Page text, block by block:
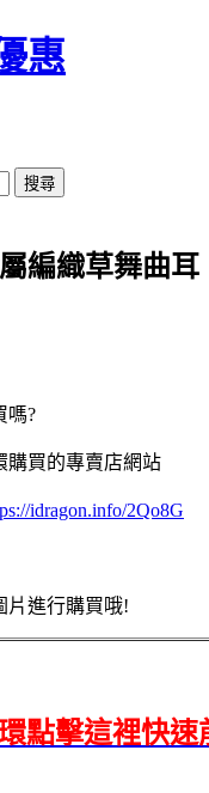
惠
編織草舞曲耳
嗎?
購買的專賣店網站
idragon.info/2Qo8G
片進行購買哦!
點擊這裡快速